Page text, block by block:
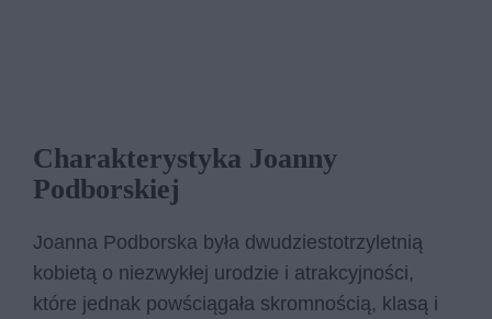
Charakterystyka Joanny
Podborskiej
Joanna Podborska była dwudziestotrzyletnią
kobietą o niezwykłej urodzie i atrakcyjności,
które jednak powściągała skromnością, klasą i